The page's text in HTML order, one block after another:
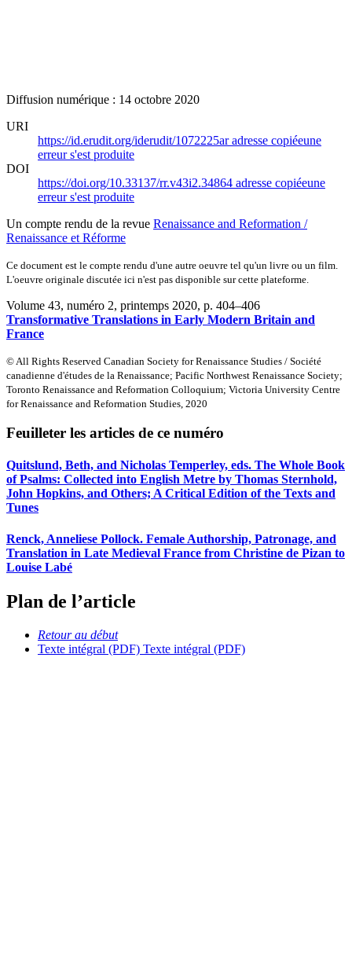
Diffusion numérique : 14 octobre 2020
URI
https://id.erudit.org/iderudit/1072225aradresse copiéeune
erreur s'est produite
DOI
https://doi.org/10.33137/rr.v43i2.34864 adresse copiéeune
erreur s'est produite
Un compte rendu de la revue Renaissance and Reformation /
Renaissance et Réforme
Ce document est le compte rendu d'une autre oeuvre tel qu'un livre ou un film.
L'oeuvre originale discutée ici n'est pas disponible sur cette plateforme.
Volume 43, numéro 2, printemps 2020, p. 404–406
Transformative Translations in Early Modern Britain and
France
© All Rights Reserved Canadian Society for Renaissance Studies / Société
canadienne d'études de la Renaissance; Pacific Northwest Renaissance Society;
Toronto Renaissance and Reformation Colloquium; Victoria University Centre
for Renaissance and Reformation Studies, 2020
Feuilleter les articles de ce numéro
Quitslund, Beth, and Nicholas Temperley, eds. The Whole Book
of Psalms: Collected into English Metre by Thomas Sternhold,
John Hopkins, and Others; A Critical Edition of the Texts and
Tunes
Renck, Anneliese Pollock. Female Authorship, Patronage, and
Translation in Late Medieval France from Christine de Pizan to
Louise Labé
Plan de l’article
Retour au début
Texte intégral (PDF) Texte intégral (PDF)